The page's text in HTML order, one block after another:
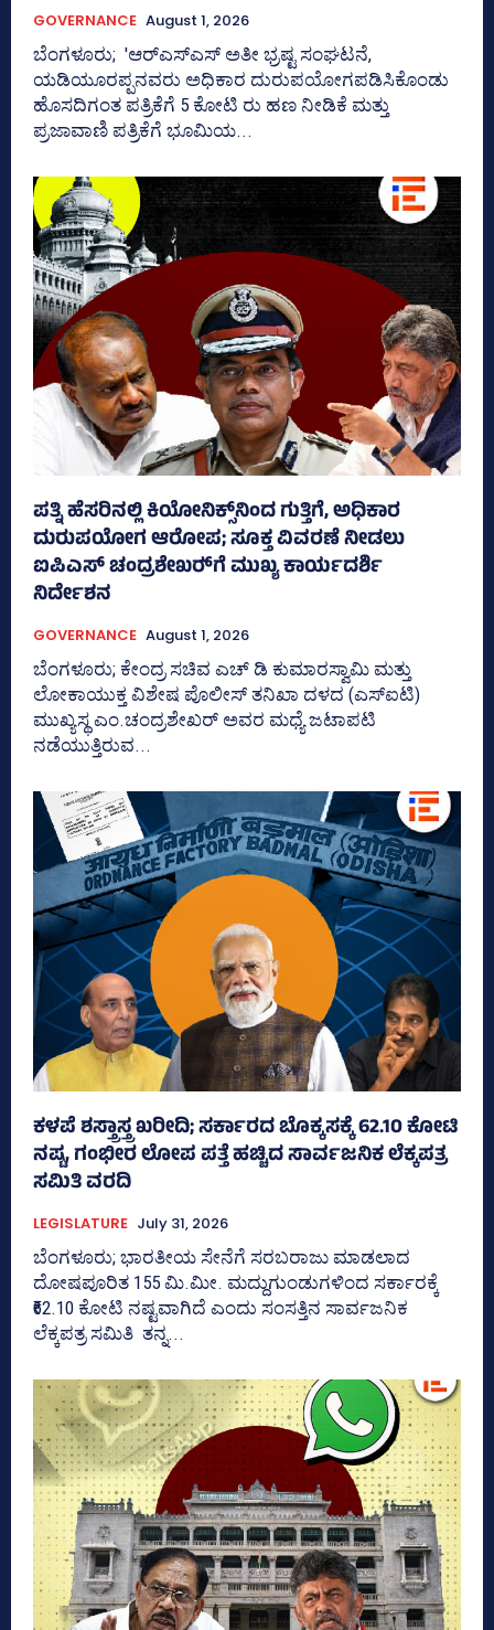
GOVERNANCE August 1, 2026
ಬೆಂಗಳೂರು; 'ಆರ್‍‌ಎಸ್‌ಎಸ್‌ ಅತೀ ಭ್ರಷ್ಟ ಸಂಘಟನೆ,
ಯಡಿಯೂರಪ್ಪನವರು ಅಧಿಕಾರ ದುರುಪಯೋಗಪಡಿಸಿಕೊಂಡು
ಹೊಸದಿಗಂತ ಪತ್ರಿಕೆಗೆ 5 ಕೋಟಿ ರು ಹಣ ನೀಡಿಕೆ ಮತ್ತು
ಪ್ರಜಾವಾಣಿ ಪತ್ರಿಕೆಗೆ ಭೂಮಿಯ...
ಪತ್ನಿ ಹೆಸರಿನಲ್ಲಿ ಕಿಯೋನಿಕ್ಸ್‌ನಿಂದ ಗುತ್ತಿಗೆ, ಅಧಿಕಾರ
ದುರುಪಯೋಗ ಆರೋಪ; ಸೂಕ್ತ ವಿವರಣೆ ನೀಡಲು
ಐಪಿಎಸ್‌ ಚಂದ್ರಶೇಖರ್‍‌ಗೆ ಮುಖ್ಯ ಕಾರ್ಯದರ್ಶಿ
ನಿರ್ದೇಶನ
GOVERNANCE August 1, 2026
ಬೆಂಗಳೂರು; ಕೇಂದ್ರ ಸಚಿವ ಎಚ್‌ ಡಿ ಕುಮಾರಸ್ವಾಮಿ ಮತ್ತು
ಲೋಕಾಯುಕ್ತ ವಿಶೇಷ ಪೊಲೀಸ್‌ ತನಿಖಾ ದಳದ (ಎಸ್‌ಐಟಿ)
ಮುಖ್ಯಸ್ಥ ಎಂ.ಚಂದ್ರಶೇಖರ್‌ ಅವರ ಮಧ್ಯೆ ಜಟಾಪಟಿ
ನಡೆಯುತ್ತಿರುವ...
ಕಳಪೆ ಶಸ್ತ್ರಾಸ್ತ್ರ ಖರೀದಿ; ಸರ್ಕಾರದ ಬೊಕ್ಕಸಕ್ಕೆ 62.10 ಕೋಟಿ
ನಷ್ಟ, ಗಂಭೀರ ಲೋಪ ಪತ್ತೆ ಹಚ್ಚಿದ ಸಾರ್ವಜನಿಕ ಲೆಕ್ಕಪತ್ರ
ಸಮಿತಿ ವರದಿ
LEGISLATURE July 31, 2026
ಬೆಂಗಳೂರು; ಭಾರತೀಯ ಸೇನೆಗೆ ಸರಬರಾಜು ಮಾಡಲಾದ
ದೋಷಪೂರಿತ 155 ಮಿ.ಮೀ. ಮದ್ದುಗುಂಡುಗಳಿಂದ ಸರ್ಕಾರಕ್ಕೆ
₹62.10 ಕೋಟಿ ನಷ್ಟವಾಗಿದೆ ಎಂದು ಸಂಸತ್ತಿನ ಸಾರ್ವಜನಿಕ
ಲೆಕ್ಕಪತ್ರ ಸಮಿತಿ ತನ್ನ...